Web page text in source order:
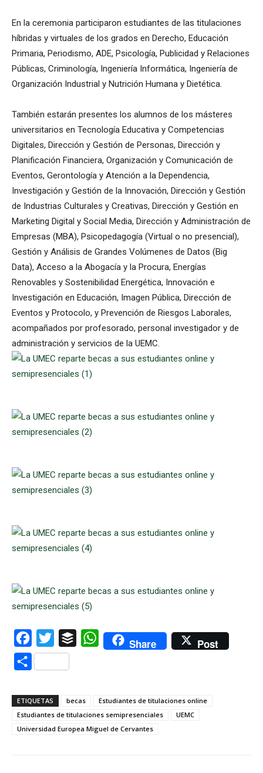
En la ceremonia participaron estudiantes de las titulaciones
híbridas y virtuales de los grados en Derecho, Educación
Primaria, Periodismo, ADE, Psicología, Publicidad y Relaciones
Públicas, Criminología, Ingeniería Informática, Ingeniería de
Organización Industrial y Nutrición Humana y Dietética.
También estarán presentes los alumnos de los másteres
universitarios en Tecnología Educativa y Competencias
Digitales, Dirección y Gestión de Personas, Dirección y
Planificación Financiera, Organización y Comunicación de
Eventos, Gerontología y Atención a la Dependencia,
Investigación y Gestión de la Innovación, Dirección y Gestión
de Industrias Culturales y Creativas, Dirección y Gestión en
Marketing Digital y Social Media, Dirección y Administración de
Empresas (MBA), Psicopedagogía (Virtual o no presencial),
Gestión y Análisis de Grandes Volúmenes de Datos (Big
Data), Acceso a la Abogacía y la Procura, Energías
Renovables y Sostenibilidad Energética, Innovación e
Investigación en Educación, Imagen Pública, Dirección de
Eventos y Protocolo, y Prevención de Riesgos Laborales,
acompañados por profesorado, personal investigador y de
administración y servicios de la UEMC.
Facebook
Twitter Buffer WhatsAppShare Post
Compartir
ETIQUETAS becas
Estudiantes de titulaciones online
Estudiantes de titulaciones semipresenciales
UEMC
Universidad Europea Miguel de Cervantes